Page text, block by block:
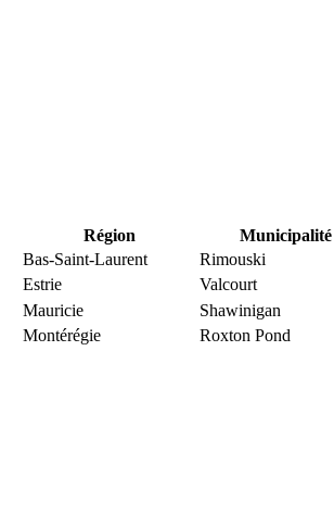
Région Municipalité
Bas-Saint-Laurent
Rimouski
Estrie
Valcourt
Mauricie
Shawinigan
Montérégie Roxton Pond